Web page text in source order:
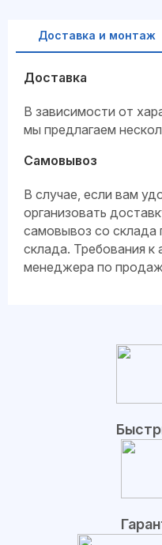
Доставка и монтаж
Доставка
В зависимости от
мы предлагаем
Самовывоз
В случае, если вам
организовать
самовывоз со склада
склада. Требования к
менеджера по